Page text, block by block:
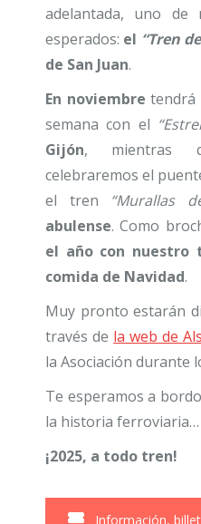
adelantada, uno de
esperados: el “Tren
de San Juan.
En noviembre tendrá
semana con el
Gijón, mientras
celebraremos el
el tren “Murallas
abulense. Como
el año con nuestro
comida de Navidad.
Muy pronto estarán
través de la web de
la Asociación durante
Te esperamos a
la historia ferroviaria…
¡2025, a todo tren!
Información,